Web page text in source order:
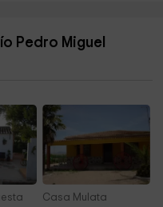
17,5 km
Pedro Miguel
Casa Mulata